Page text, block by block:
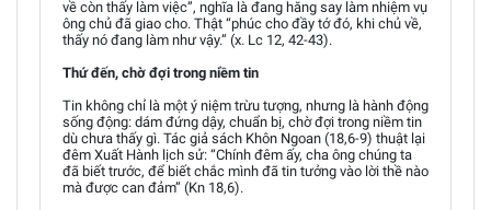
về còn thấy làm việc”, nghĩa là đang hăng say làm nhiệm vụ
ông chủ đã giao cho. Thật “phúc cho đầy tớ đó, khi chủ về,
thấy nó đang làm như vậy.” (x. Lc 12, 42-43).
Thứ đến, chờ đợi trong niềm tin
Tin không chỉ là một ý niệm trừu tượng, nhưng là hành động
sống động: dám đứng dậy, chuẩn bị, chờ đợi trong niềm tin
dù chưa thấy gì. Tác giả sách Khôn Ngoan (18,6-9) thuật lại
đêm Xuất Hành lịch sử: “Chính đêm ấy, cha ông chúng ta
đã biết trước, để biết chắc mình đã tin tưởng vào lời thề nào
mà được can đảm” (Kn 18,6).